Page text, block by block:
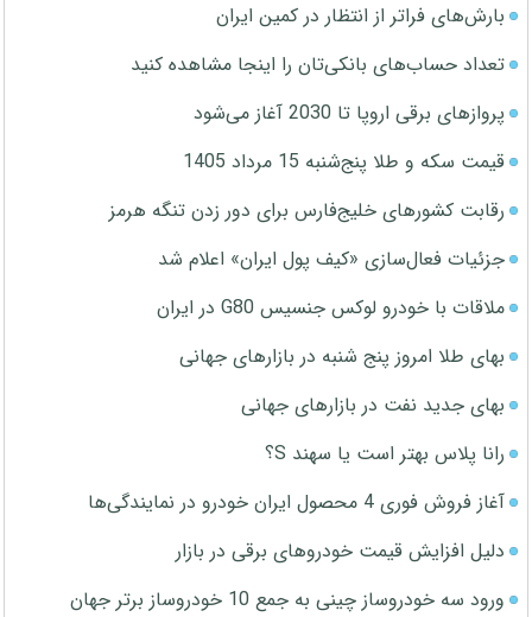
بارش‌های فراتر از انتظار در کمین ایران
تعداد حساب‌های بانکی‌تان را اینجا مشاهده کنید
پروازهای برقی اروپا تا 2030 آغاز می‌شود
قیمت سکه و طلا پنج‌شنبه 15 مرداد 1405
رقابت کشورهای خلیج‌فارس برای دور زدن تنگه هرمز
جزئیات فعال‌سازی «کیف پول ایران» اعلام شد
ملاقات با خودرو لوکس جنسیس G80 در ایران
بهای طلا امروز پنج شنبه در بازارهای جهانی
بهای جدید نفت در بازارهای جهانی
رانا پلاس بهتر است یا سهند S؟
آغاز فروش فوری 4 محصول ایران خودرو در نمایندگی‌ها
دلیل افزایش قیمت خودروهای برقی در بازار
ورود سه خودروساز چینی به جمع 10 خودروساز برتر جهان